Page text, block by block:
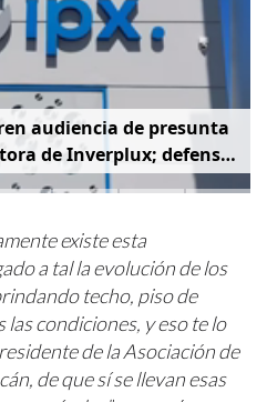
en audiencia de presunta
ora deInverplux; defensa
ueseaprivadaysin
existe esta
a tal la evolución de los
techo, piso de
condiciones, y eso te lo
de la Asociación de
de que sí se llevan esas